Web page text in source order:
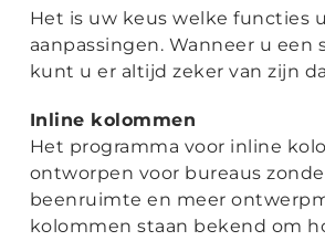
Het is uw keus welke functies
aanpassingen. Wanneer u een
kunt u er altijd zeker van zijn
Inline kolommen
Het programma voor inline
ontworpen voor bureaus
beenruimte en meer
kolommen staan bekend om